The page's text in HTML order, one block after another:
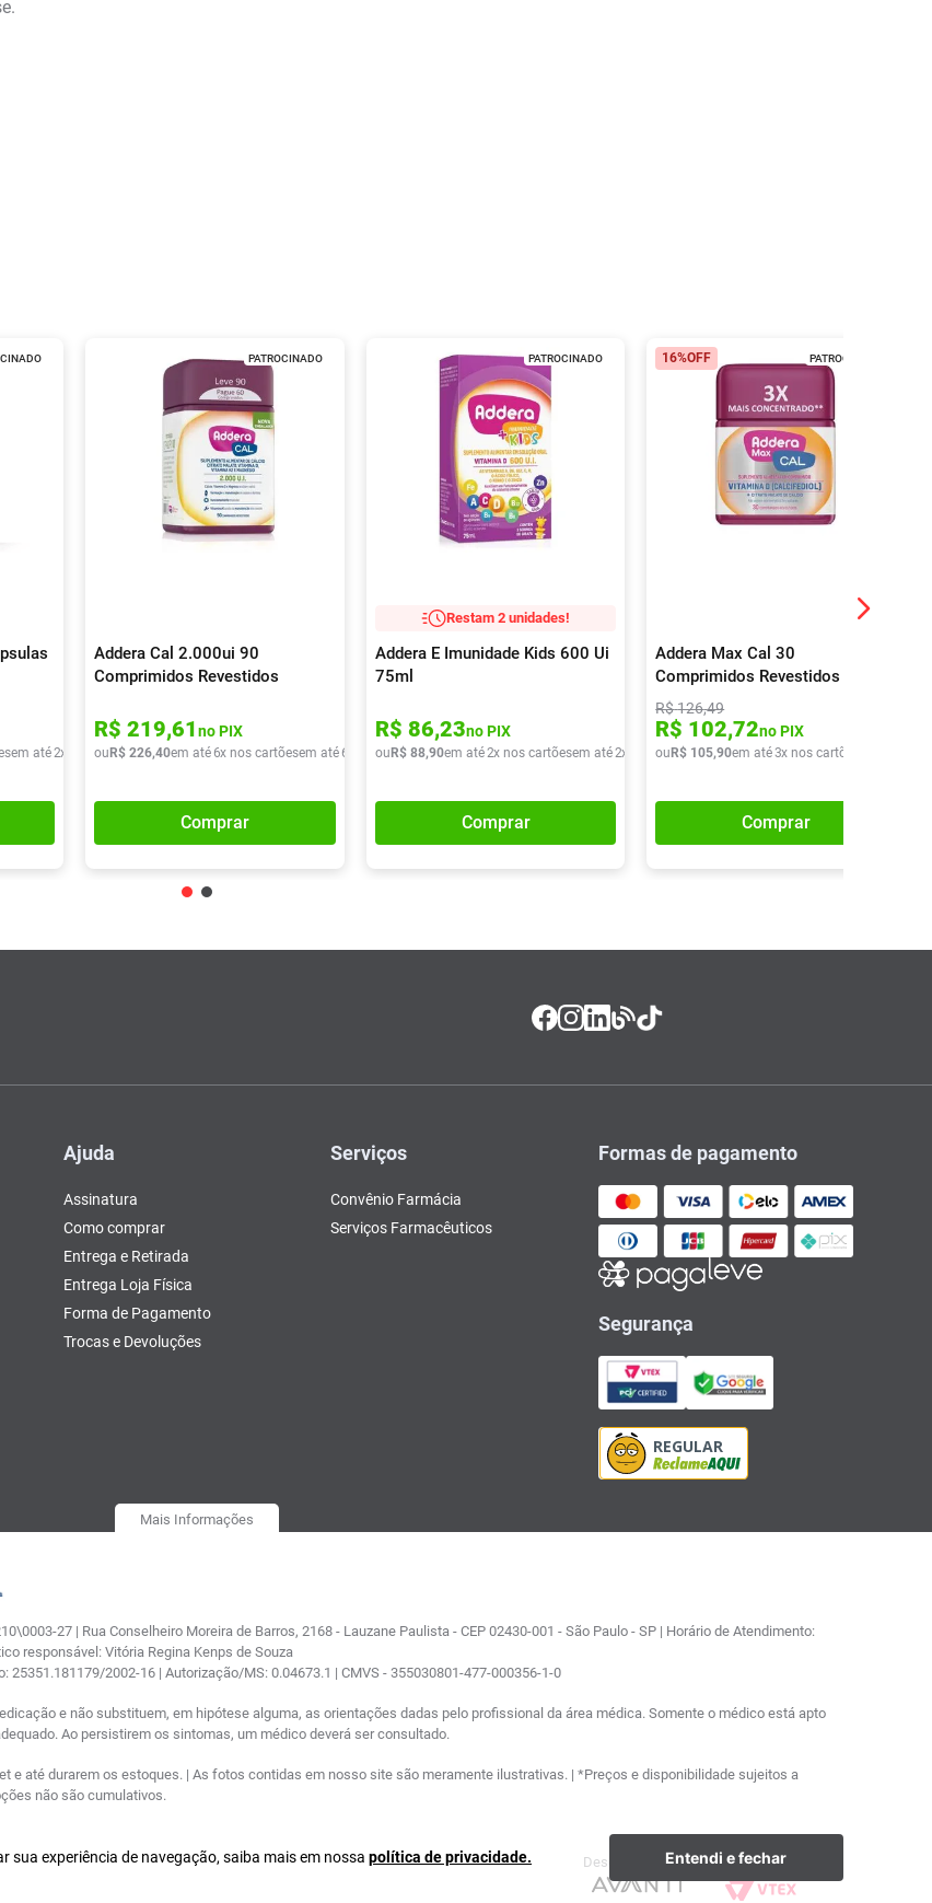
em até2x de R$ 43,96
PATROCINADO
Addera Cal 2.000ui 90
Comprimidos Revestidos
R$ 219,61no PIX
ou R$ 226,40em até6x nos cartõesem até6 R$ 37 ,73
Comprar
PATROCINADO
Restam 2 unidades!
Addera E Imunidade Kids 600 Ui
75ml
R$ 86,23no PIX
ou R$ 88,90em até2x nos cartõesem até2x de R$ 44,45
Comprar
PATROCINADO
16%OFF
Addera Max Cal 30
Comprimidos Revestidos
R$126,49
R$ 102,72no PIX
ou R$ 105,90em até3x nos cartões
Comprar
experiência de navegação, saiba mais em nossa política de privacidade. Entendi e fechar
Ajuda
Assinatura
Como comprar
Entrega e Retirada
Entrega Loja Física
Forma de Pagamento
Trocas e Devoluções
Serviços
Convênio Farmácia
Serviços Farmacêuticos
Formas de pagamento
Segurança
Mais Informações
27 | Rua Conselheiro Moreira de Barros, 2168 - Lauzane Paulista - CEP 02430-001 - São Paulo - SP | Horário de Atendimento:
responsável: Vitória Regina Kenps de Souza
25351.181179/2002-16 | Autorização/MS: 0.04673.1 | CMVS - 355030801-477-000356-1-0
e não substituem, em hipótese alguma, as orientações dadas pelo profissional da área médica. Somente o médico está apto
Ao persistirem os sintomas, um médico deverá ser consultado.
e até durarem os estoques. | As fotos contidas em nosso site são meramente ilustrativas. | *Preços e disponibilidade sujeitos a
não são cumulativos.
Desenvolvimento Plataforma